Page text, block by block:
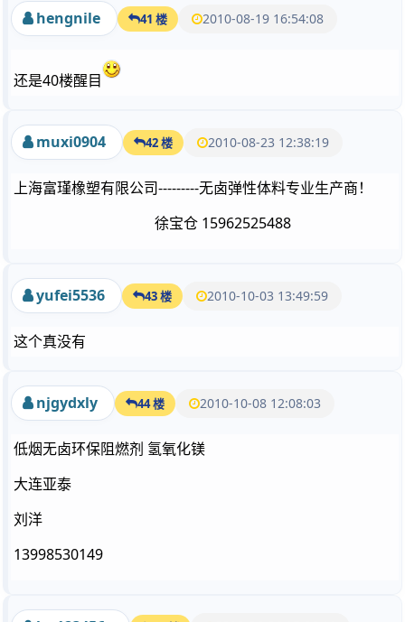
hengnile 41 楼 2010-08-19 16:54:08
还是40楼醒目
muxi0904 42 楼 2010-08-23 12:38:19
上海富瑾橡塑有限公司---------无卤弹性体料专业生产商！
徐宝仓 15962525488
yufei5536 43 楼 2010-10-03 13:49:59
这个真没有
njgydxly 44 楼 2010-10-08 12:08:03
低烟无卤环保阻燃剂 氢氧化镁
大连亚泰
刘洋
13998530149